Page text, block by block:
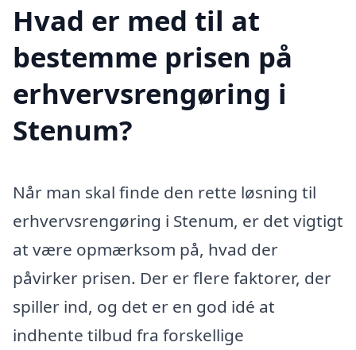
Hvad er med til at
bestemme prisen på
erhvervsrengøring i
Stenum?
Når man skal finde den rette løsning til
erhvervsrengøring i Stenum, er det vigtigt
at være opmærksom på, hvad der
påvirker prisen. Der er flere faktorer, der
spiller ind, og det er en god idé at
indhente tilbud fra forskellige